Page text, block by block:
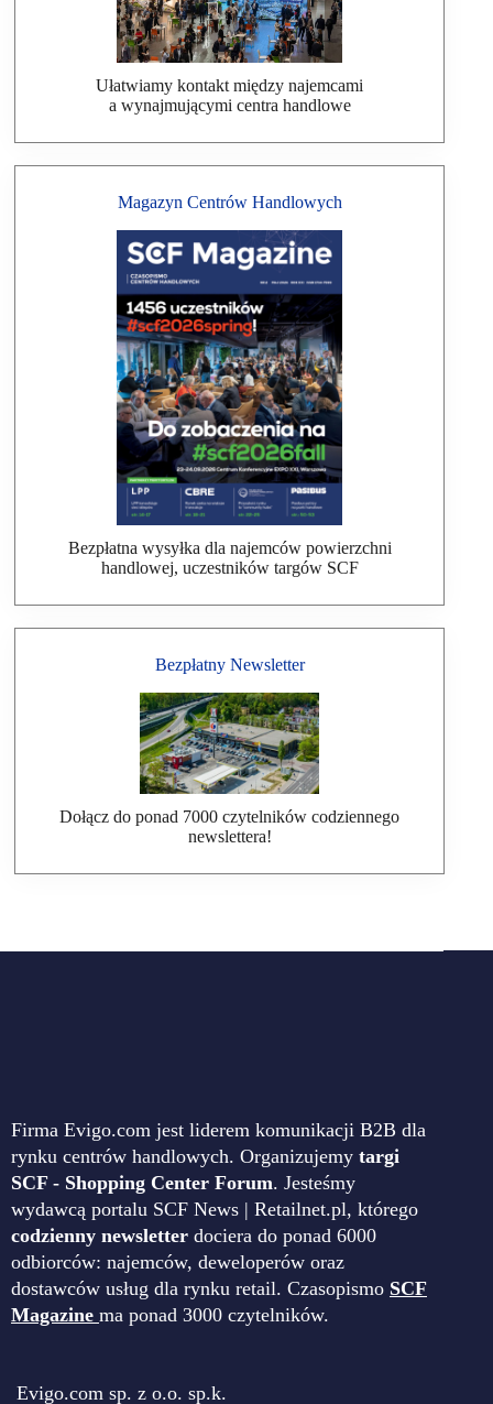
Ułatwiamy kontakt między najemcami
a wynajmującymi centra handlowe
Magazyn Centrów Handlowych
Bezpłatna wysyłka dla najemców powierzchni
handlowej, uczestników targów SCF
Bezpłatny Newsletter
Dołącz do ponad 7000 czytelników codziennego
newslettera!
Firma Evigo.com jest liderem komunikacji B2B dla
rynku centrów handlowych. Organizujemy targi
SCF - Shopping Center Forum. Jesteśmy
wydawcą portalu SCF News | Retailnet.pl, którego
codzienny newsletter dociera do ponad 6000
odbiorców: najemców, deweloperów oraz
dostawców usług dla rynku retail. Czasopismo SCF
Magazine ma ponad 3000 czytelników.
Evigo.com sp. z o.o. sp.k.